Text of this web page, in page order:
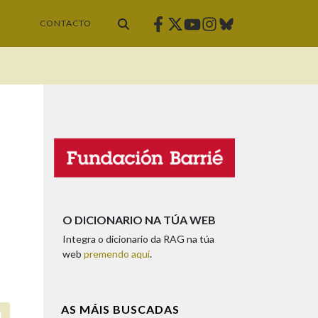
CONTACTO Facebook
Twitter
Youtube
Instagram
Bluesky
O DICIONARIO NA TÚA WEB
Integra o dicionario da RAG na túa
web premendo aquí.
AS MÁIS BUSCADAS